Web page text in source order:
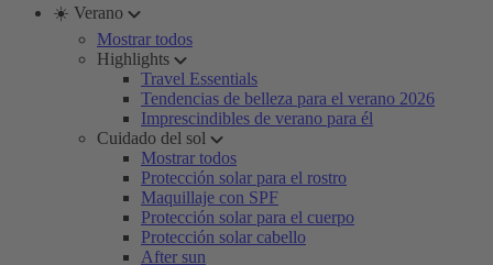
☀️ Verano
Mostrar todos
Highlights
Travel Essentials
Tendencias de belleza para el verano 2026
Imprescindibles de verano para él
Cuidado del sol
Mostrar todos
Protección solar para el rostro
Maquillaje con SPF
Protección solar para el cuerpo
Protección solar cabello
After sun